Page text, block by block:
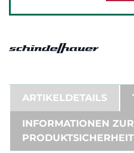
ARTIKELDETAILS
INFORMATIONEN ZUR
PRODUKTSICHERHEIT